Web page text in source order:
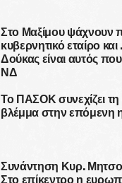
Στο Μαξίμου ψάχνουν
κυβερνητικό εταίρο
Δούκας είναι αυτός
ΝΔ
Το ΠΑΣΟΚ συνεχίζει
βλέμμα στην επόμενη
Συνάντηση Κυρ.
Στο επίκεντρο η